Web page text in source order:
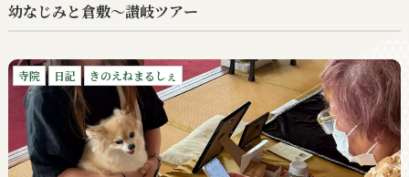
幼なじみと倉敷〜讃岐ツアー
寺院 日記 きのえねまるしぇ